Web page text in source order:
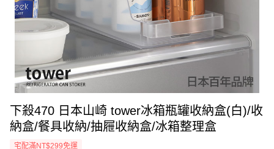
下殺470 日本山崎 tower冰箱瓶罐收納盒(白)/收
納盒/餐具收納/抽屜收納盒/冰箱整理盒
宅配滿NT$299免運